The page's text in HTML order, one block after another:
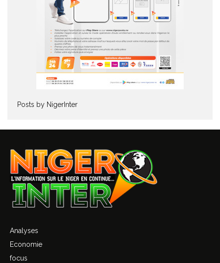
Posts by NigerInter
Analyses
Economie
focus